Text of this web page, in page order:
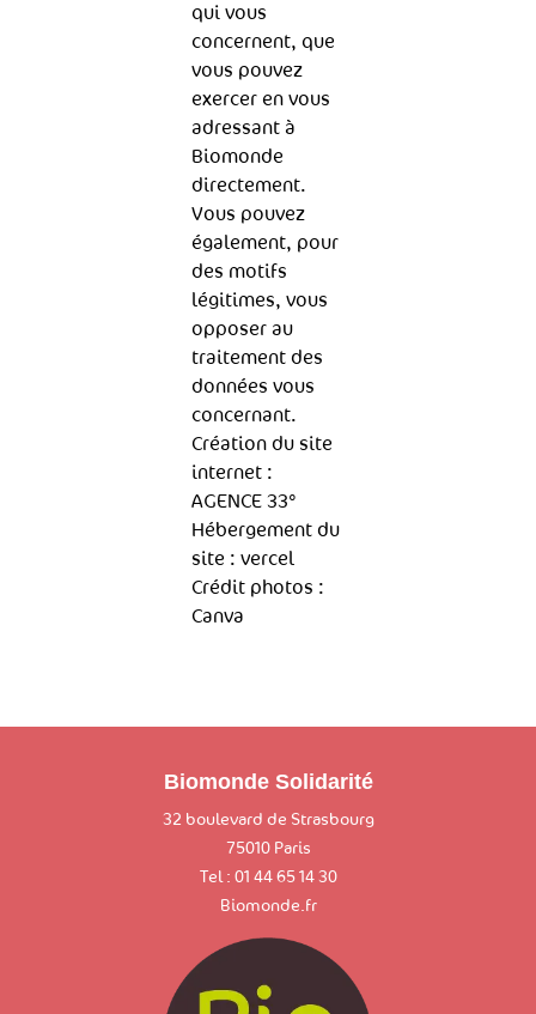
qui vous
concernent, que
vous pouvez
exercer en vous
adressant à
Biomonde
directement.
Vous pouvez
également, pour
des motifs
légitimes, vous
opposer au
traitement des
données vous
concernant.
Création du site
internet :
AGENCE 33°
Hébergement du
site : vercel
Crédit photos :
Canva
Biomonde Solidarité
32 boulevard de Strasbourg
75010 Paris
Tel : 01 44 65 14 30
Biomonde.fr